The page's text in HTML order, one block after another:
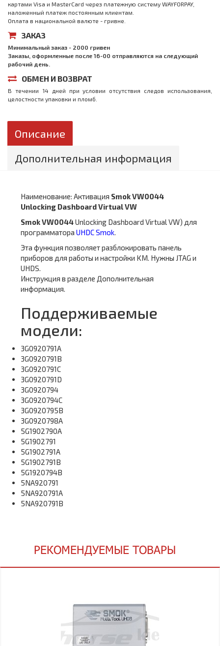
картами Visa и MasterCard через платежную систему WAYFORPAY,
наложенный платеж постоянным клиентам.
Оплата в национальной валюте - гривне.
ЗАКАЗ
Минимальный заказ - 2000 гривен
Заказы, оформленные после 16-00 отправляются на следующий
рабочий день.
ОБМЕН И ВОЗВРАТ
В течении 14 дней при условии отсутствия следов использования,
целостности упаковки и пломб.
Описание
Дополнительная информация
Наименование: Активация Smok VW0044
Unlocking Dashboard Virtual VW
Smok VW0044Unlocking Dashboard Virtual VW) для
программатора UHDC Smok.
Эта функция позволяет разблокировать панель
приборов для работы и настройки KM. Нужны JTAG и
UHDS.
Инструкция в разделе Дополнительная
информация.
Поддерживаемые
модели:
3G0920791A
3G0920791B
3G0920791C
3G0920791D
3G0920794
3G0920794C
3G0920795B
3G0920798A
5G1902790A
5G1902791
5G1902791A
5G1902791B
5G1920794B
5NA920791
5NA920791A
5NA920791B
РЕКОМЕНДУЕМЫЕ ТОВАРЫ